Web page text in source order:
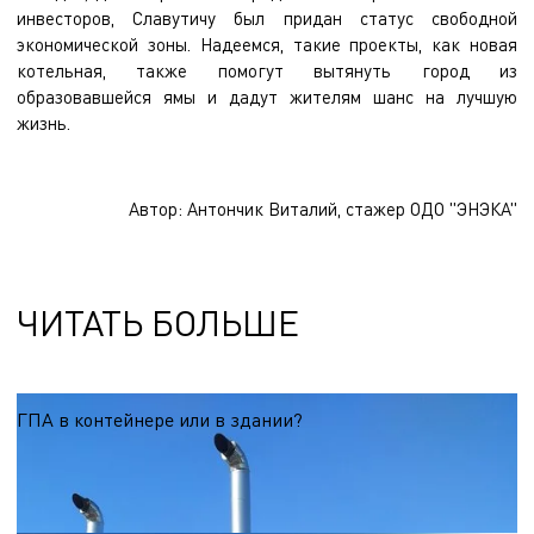
инвесторов, Славутичу был придан статус свободной
экономической зоны. Надеемся, такие проекты, как новая
котельная, также помогут вытянуть город из
образовавшейся ямы и дадут жителям шанс на лучшую
жизнь.
Автор: Антончик Виталий, стажер ОДО "ЭНЭКА"
ЧИТАТЬ БОЛЬШЕ
ГПА в контейнере или в здании?
На основании многолетнего опыта проектирования энергоцентров на базе
ГПА делимся своим мнением по данному вопросу.
23.02.2026